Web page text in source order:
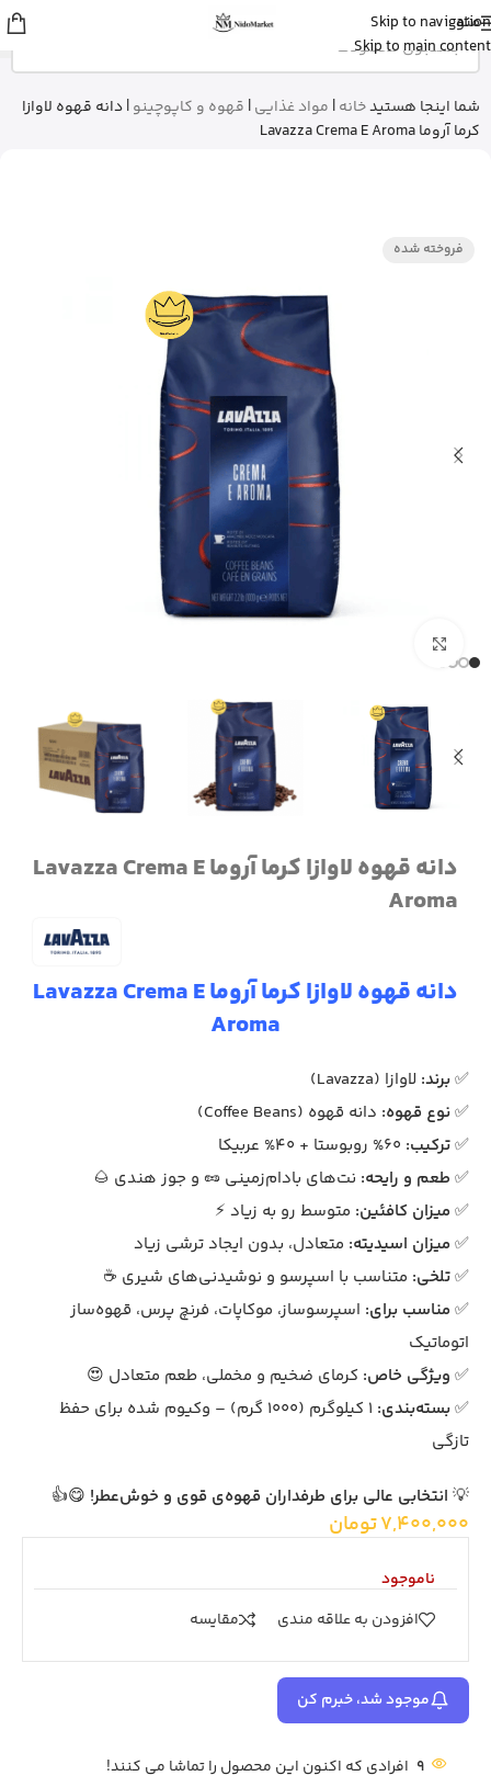
Skip to navigation
Skip to main content
منو
شما اینجا هستیدخانه| مواد غذایی| قهوه و کاپوچینو|دانه قهوه لاوازا
کرما آروما Lavazza Crema E Aroma
فروخته شده
دانه قهوه لاوازا کرما آروما Lavazza Crema E
Aroma
دانه قهوه لاوازا کرما آروما Lavazza Crema E
Aroma
✅برند: لاوازا (Lavazza)
✅نوع قهوه: دانه قهوه (Coffee Beans)
✅ترکیب:
✅ طعم و رایحه: نت‌های بادام‌زمینی 🥜 و جوز هندی 🌰
✅ میزان کافئین: متوسط رو به زیاد ⚡
✅ میزان اسیدیته: متعادل، بدون ایجاد ترشی زیاد
✅تلخی: متناسب با اسپرسو و نوشیدنی‌های شیری ☕
✅ مناسب برای: اسپرسوساز، موکاپات، فرنچ پرس، قهوه‌ساز
اتوماتیک
✅ ویژگی خاص: کرمای ضخیم و مخملی، طعم متعادل 😍
✅بسته‌بندی:
1 کیلوگرم (1000 گرم) – وکیوم شده برای حفظ
تازگی
💡 انتخابی عالی برای طرفداران قهوه‌ی قوی و خوش‌عطر! 😋👍
7,400,000تومان
ناموجود
افزودن به علاقه مندی
مقايسه
موجود شد، خبرم کن
9 افرادی که اکنون این محصول را تماشا می کنند!
شایلیاز تهران
ژل شستشوی بدن ویکتوریا سکرت رو
3 دقیقه پیش